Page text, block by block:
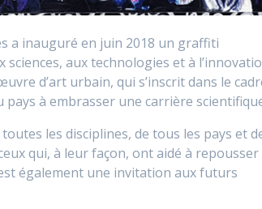
a inauguré en juin 2018 un graffiti
aux technologies et à
d’art urbain, qui s’inscrit dans le
à embrasser une carrière
les disciplines, de tous les pays et
qui, à leur façon, ont aidé à repousser
également une invitation aux futurs